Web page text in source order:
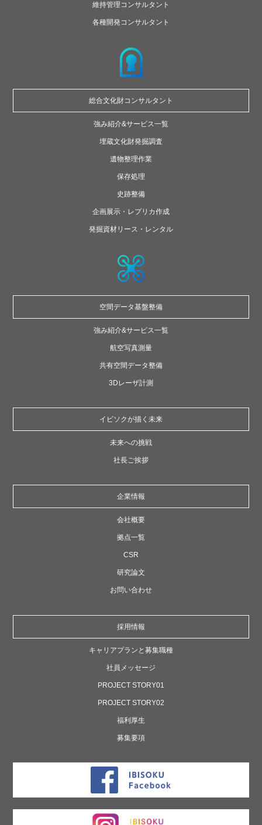
維持管理コンサルタント
各種開発コンサルタント
総合文化財コンサルタント
強み紹介&サービス一覧
埋蔵文化財発掘調査
遺物整理作業
保存処理
史跡整備
企画展示・レプリカ作成
発掘資材リース・レンタル
空間データ基盤整備
強み紹介&サービス一覧
航空写真測量
共有空間データ整備
3Dレーザ計測
イビソクが描く未来
未来への挑戦
社長ご挨拶
企業情報
会社概要
拠点一覧
CSR
研究論文
お問い合わせ
採用情報
キャリアプランと募集職種
社員メッセージ
PROJECT STORY01
PROJECT STORY02
福利厚生
募集要項